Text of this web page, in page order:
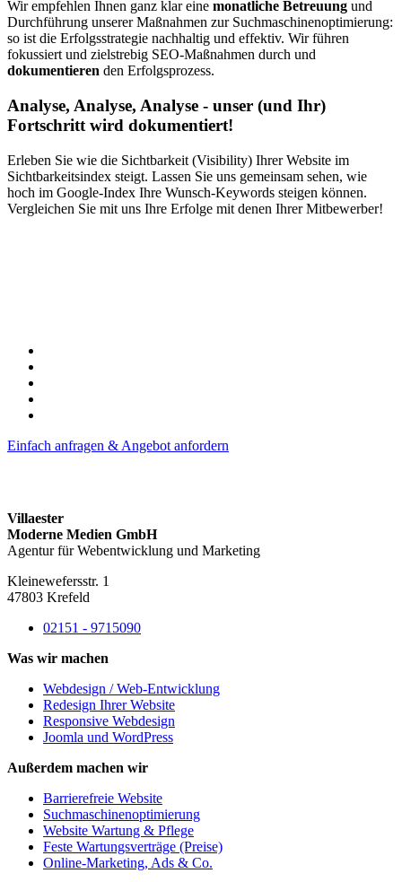
Wir empfehlen Ihnen ganz klar eine monatliche Betreuung und
Durchführung unserer Maßnahmen zur Suchmaschinenoptimierung:
so ist die Erfolgsstrategie nachhaltig und effektiv. Wir führen
fokussiert und zielstrebig SEO-Maßnahmen durch und
dokumentieren den Erfolgsprozess.
Analyse, Analyse, Analyse - unser (und Ihr)
Fortschritt wird dokumentiert!
Erleben Sie wie die Sichtbarkeit (Visibility) Ihrer Website im
Sichtbarkeitsindex steigt. Lassen Sie uns gemeinsam sehen, wie
hoch im Google-Index Ihre Wunsch-Keywords steigen können.
Vergleichen Sie mit uns Ihre Erfolge mit denen Ihrer Mitbewerber!
Einfach anfragen & Angebot anfordern
Villaester
Moderne Medien GmbH
Agentur für Webentwicklung und Marketing
Kleinewefersstr. 1
47803 Krefeld
02151 - 9715090
Was wir machen
Webdesign / Web-Entwicklung
Redesign Ihrer Website
Responsive Webdesign
Joomla und WordPress
Außerdem machen wir
Barrierefreie Website
Suchmaschinenoptimierung
Website Wartung & Pflege
Feste Wartungsverträge (Preise)
Online-Marketing, Ads & Co.